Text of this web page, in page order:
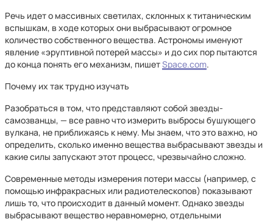
Речь идет о массивных светилах, склонных к титаническим
вспышкам, в ходе которых они выбрасывают огромное
количество собственного вещества. Астрономы именуют
явление «эруптивной потерей массы» и до сих пор пытаются
до конца понять его механизм, пишетSpace.com.
Почему их так трудно изучать
Разобраться в том, что представляют собой звезды-
самозванцы, — все равно что измерить выбросы бушующего
вулкана, не приближаясь к нему. Мы знаем, что это важно, но
определить, сколько именно вещества выбрасывают звезды и
какие силы запускают этот процесс, чрезвычайно сложно.
Современные методы измерения потери массы (например, с
помощью инфракрасных или радиотелескопов) показывают
лишь то, что происходит в данный момент. Однако звезды
выбрасывают вещество неравномерно, отдельными